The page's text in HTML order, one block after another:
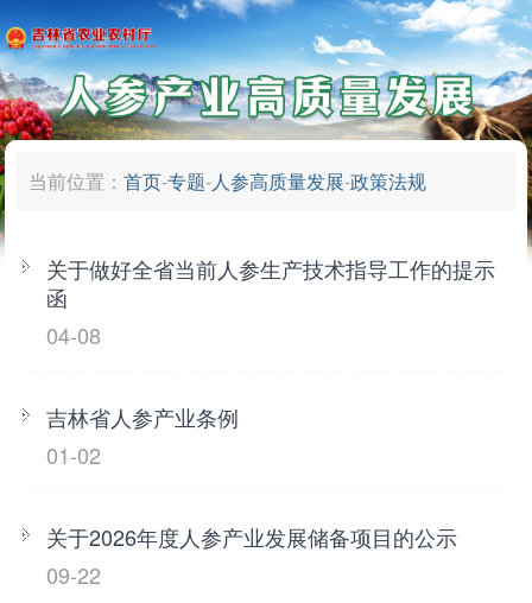
当前位置：首页-专题-人参高质量发展-政策法规
关于做好全省当前人参生产技术指导工作的提示
函
04-08
吉林省人参产业条例
01-02
关于2026年度人参产业发展储备项目的公示
09-22